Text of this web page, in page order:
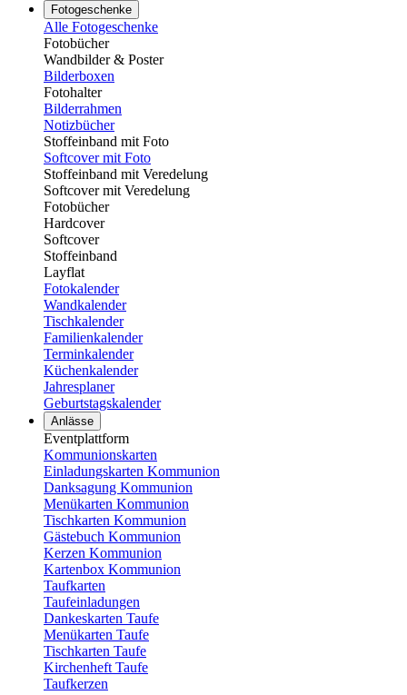
Fotogeschenke
Alle Fotogeschenke
Fotobücher
Wandbilder & Poster
Bilderboxen
Fotohalter
Bilderrahmen
Notizbücher
Stoffeinband mit Foto
Softcover mit Foto
Stoffeinband mit Veredelung
Softcover mit Veredelung
Fotobücher
Hardcover
Softcover
Stoffeinband
Layflat
Fotokalender
Wandkalender
Tischkalender
Familienkalender
Terminkalender
Küchenkalender
Jahresplaner
Geburtstagskalender
Anlässe
Eventplattform
Kommunionskarten
Einladungskarten Kommunion
Danksagung Kommunion
Menükarten Kommunion
Tischkarten Kommunion
Gästebuch Kommunion
Kerzen Kommunion
Kartenbox Kommunion
Taufkarten
Taufeinladungen
Dankeskarten Taufe
Menükarten Taufe
Tischkarten Taufe
Kirchenheft Taufe
Taufkerzen